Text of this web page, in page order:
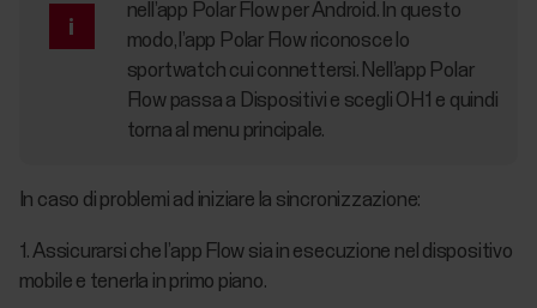
nell’app Polar Flow per Android. In questo
modo, l’app Polar Flow riconosce lo
sportwatch cui connettersi. Nell’app Polar
Flow passa a Dispositivi e scegli OH1 e quindi
torna al menu principale.
In caso di problemi ad iniziare la sincronizzazione:
1. Assicurarsi che l’app Flow sia in esecuzione nel dispositivo
mobile e tenerla in primo piano.